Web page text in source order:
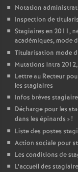
Notation
Inspection de
Stagiaires en 2011,
académiques, mode d
Titularisation mode
Mutations intra
Lettre au Recteur
les stagiaires
Infos brèves
Décharge pour les
dans les épinards »!
Liste des postes
Action sociale pour
Les conditions de
L’accueil des